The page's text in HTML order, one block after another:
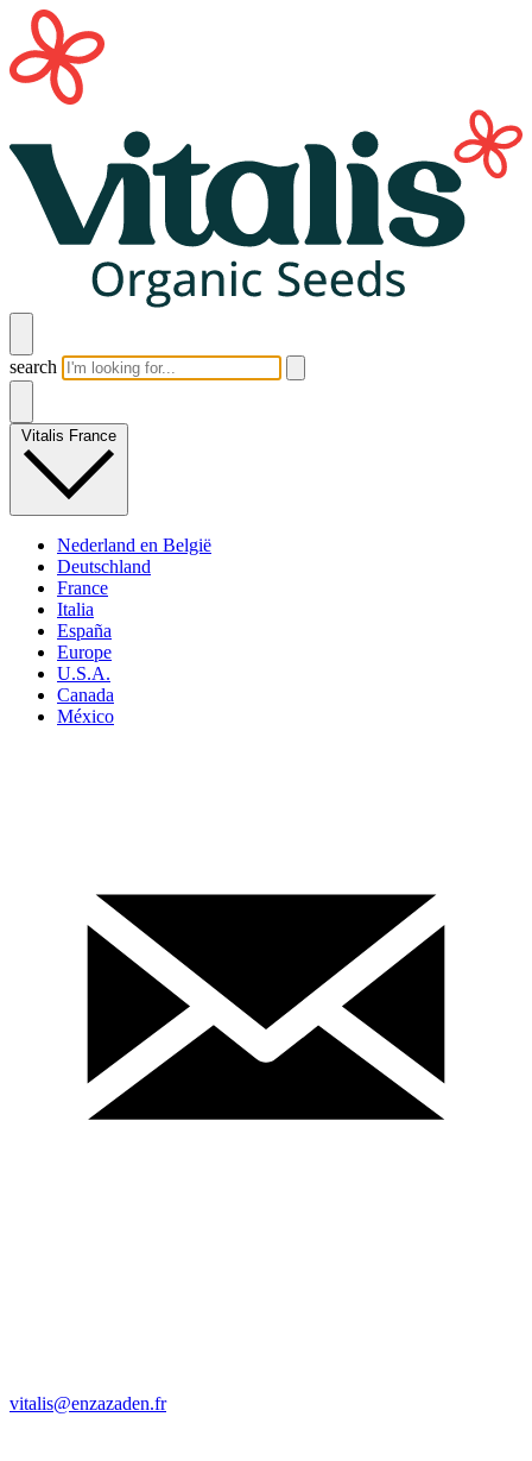
search
Vitalis France
Nederland en België
Deutschland
France
Italia
España
Europe
U.S.A.
Canada
México
vitalis@enzazaden.fr